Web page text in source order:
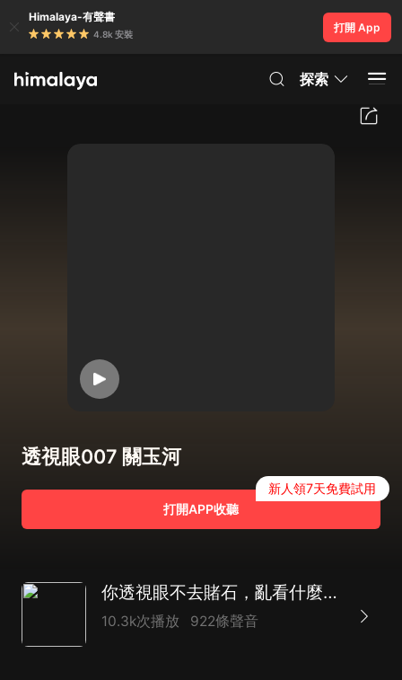
Himalaya-有聲書
4.8k 安裝
打開 App
探索
透視眼007 關玉河
打開APP收聽
新人領7天免費試用
你透視眼不去賭石，亂看什麼呢！|鑒寶爽文
10.3k次播放 922條聲音